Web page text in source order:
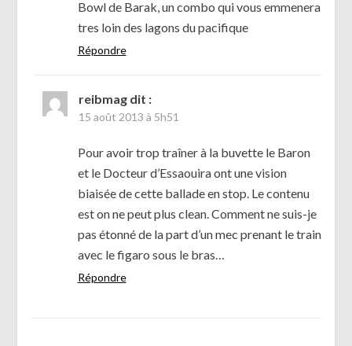
Bowl de Barak, un combo qui vous emmenera
tres loin des lagons du pacifique
Répondre
reibmag dit :
15 août 2013 à 5h51
Pour avoir trop traîner à la buvette le Baron
et le Docteur d’Essaouira ont une vision
biaisée de cette ballade en stop. Le contenu
est on ne peut plus clean. Comment ne suis-je
pas étonné de la part d’un mec prenant le train
avec le figaro sous le bras…
Répondre